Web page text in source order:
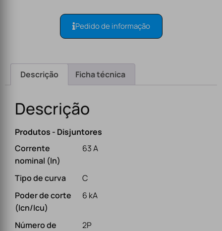
Pedido de informação
Descrição Ficha técnica
Descrição
Produtos - Disjuntores
Corrente
nominal (In)
63 A
Tipo de curva
C
Poder de corte
(Icn/Icu)
6 kA
Número de
2P